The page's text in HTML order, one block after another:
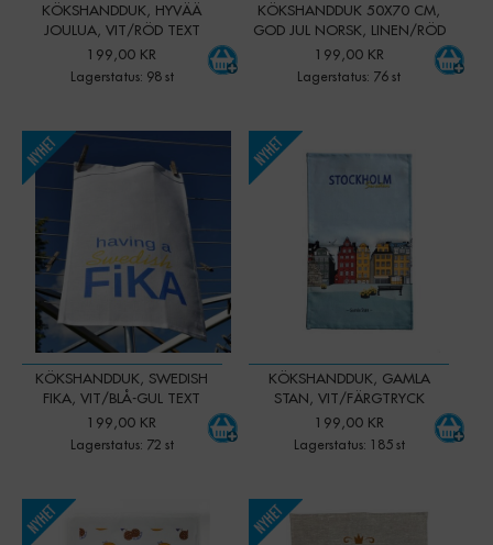
KÖKSHANDDUK, HYVÄÄ
JOULUA, VIT/RÖD TEXT
199,00 KR
Lagerstatus: 98 st
KÖKSHANDDUK 50X70 CM,
GOD JUL NORSK, LINEN/RÖD
199,00 KR
Lagerstatus: 76 st
KÖKSHANDDUK, SWEDISH
FIKA, VIT/BLÅ-GUL TEXT
199,00 KR
Lagerstatus: 72 st
Qty:
KÖKSHANDDUK, GAMLA
STAN, VIT/FÄRGTRYCK
199,00 KR
Lagerstatus: 185 st
Qty: +
-